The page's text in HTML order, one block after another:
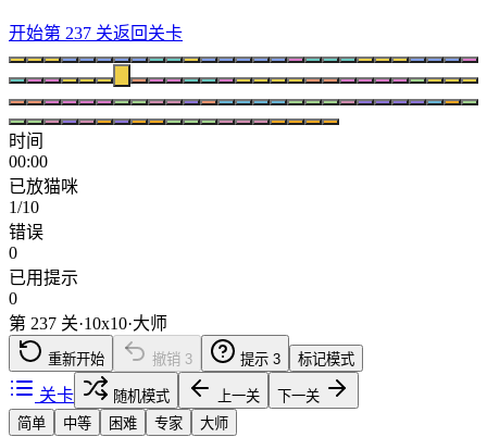
开始第 237 关返回关卡
时间
00:00
已放猫咪
1/10
错误
0
已用提示
0
第 237 关·10x10·大师
重新开始 撤销 3 提示 3 标记模式
关卡 随机模式 上一关
下一关
简单
中等 困难 专家 大师